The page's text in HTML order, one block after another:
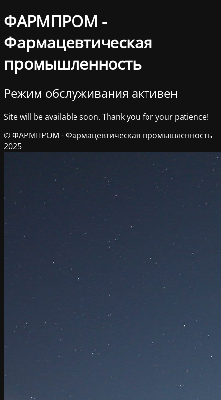
ФАРМПРОМ -
Фармацевтическая
промышленность
Режим обслуживания активен
Site will be available soon. Thank you for your patience!
© ФАРМПРОМ - Фармацевтическая промышленность
2025